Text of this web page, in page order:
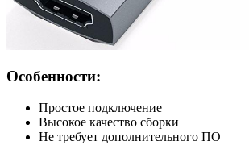
Особенности:
Простое подключение
Высокое качество сборки
Не требует дополнительного ПО